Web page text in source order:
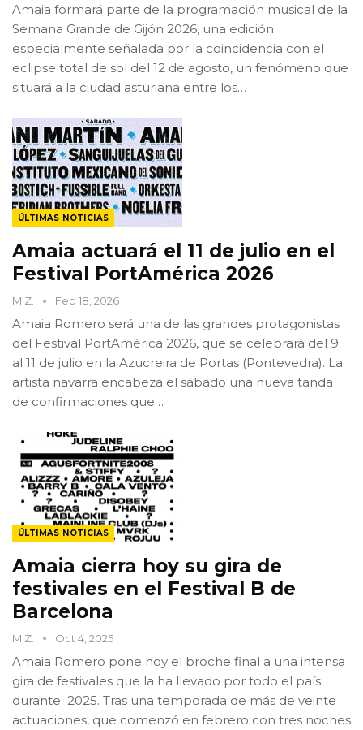
Amaia formará parte de la programación musical de la
Semana Grande de Gijón 2026, una edición
especialmente señalada por la coincidencia con el
eclipse total de sol del 12 de agosto, un fenómeno que
situará a la ciudad asturiana entre los…
ÚLTIMAS NOTICIAS
Amaia actuará el 11 de julio en el
Festival PortAmérica 2026
M.Z. Feb 18, 2026
Amaia Romero será una de las grandes protagonistas
del Festival PortAmérica 2026, que se celebrará del 9
al 11 de julio en la Azucreira de Portas (Pontevedra). La
artista navarra encabeza el sábado una nueva tanda
de confirmaciones que…
ÚLTIMAS NOTICIAS
Amaia cierra hoy su gira de
festivales en el Festival B de
Barcelona
M.Z. Oct 4, 2025
Amaia Romero pone hoy el broche final a una intensa
gira de festivales que la ha llevado por todo el país
durante 2025. Tras una temporada de más de veinte
actuaciones, que comenzó en febrero con tres noches